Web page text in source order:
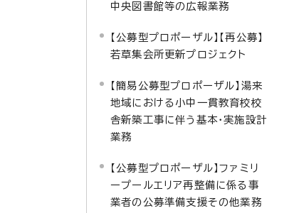
中央図書館等の広報業務
【公募型プロポーザル】【再公募】
若草集会所更新プロジェクト
【簡易公募型プロポーザル】湯来
地域における小中一貫教育校校
舎新築工事に伴う基本・実施設計
業務
【公募型プロポーザル】ファミリ
ープールエリア再整備に係る事
業者の公募準備支援その他業務